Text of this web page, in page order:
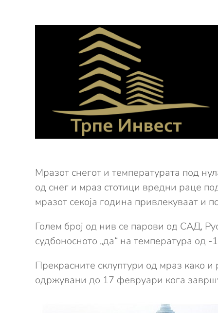
Мразот снегот и температурата под
од снег и мраз стотици вредни раце
мразот секоја година привлекуваат и
Голем број од нив се парови од САД,
судбоносното „да“ на температура од -
Прекрасните склуптури од мраз како
одржувани до 17 февруари кога